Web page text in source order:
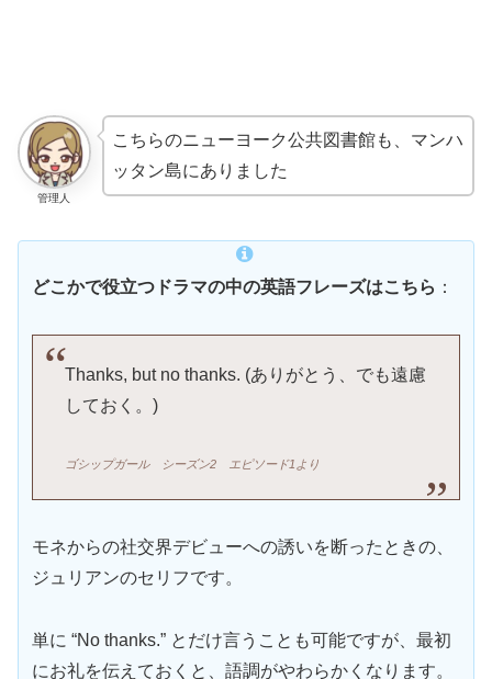
管理人
こちらのニューヨーク公共図書館も、マンハ
ッタン島にありました
どこかで役立つドラマの中の英語フレーズはこちら ：
Thanks, but no thanks. (ありがとう、でも遠慮
しておく。)
ゴシップガールシーズン2 エピソード1より
モネからの社交界デビューへの誘いを断ったときの、
ジュリアンのセリフです。
単に “No thanks.” とだけ言うことも可能ですが、最初
にお礼を伝えておくと、語調がやわらかくなります。